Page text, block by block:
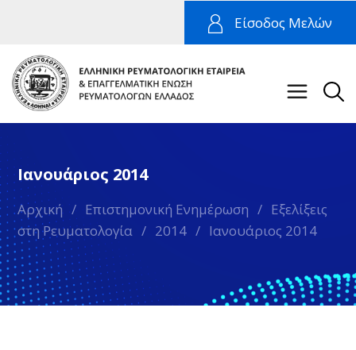
Είσοδος Μελών
Ιανουάριος 2014
Αρχική / Επιστημονική Ενημέρωση / Εξελίξεις
στη Ρευματολογία / 2014 / Ιανουάριος 2014